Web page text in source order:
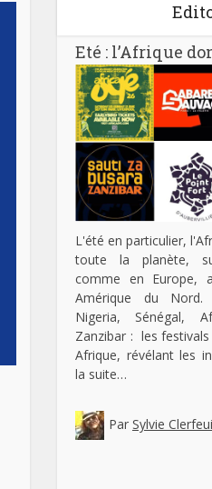
Eté : l’Afrique
L'été en particulier,
toute la planète,
comme en Europe,
Amérique du Nord.
Nigeria, Sénégal,
Zanzibar : les
Afrique, révélant les
la suite…
Par Sylvie